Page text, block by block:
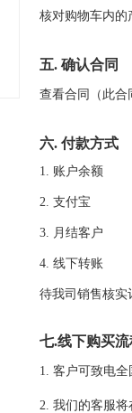
核对购物车内的
五. 确认合同
查看合同（此合
六. 付款方式
1. 账户余额
2. 支付宝
3. 月结客户
4. 线下转账
待我司销售核实
七.线下购买流
1. 客户可致电全
2. 我们的客服将